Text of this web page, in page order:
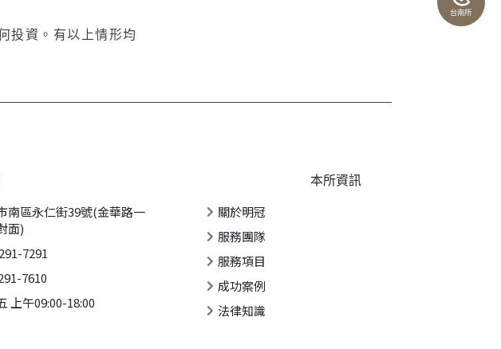
投資。有以上情形均
台南所
南區永仁街39號(金華路一
面)
7291
7610
上午09:00-18:00
本所資訊
關於明冠
服務團隊
服務項目
成功案例
法律知識